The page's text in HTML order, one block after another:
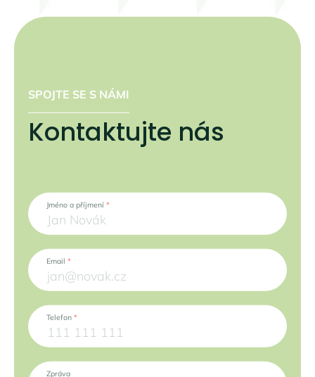
SPOJTE SE S NÁMI
Kontaktujte nás
Jméno a příjmení *
Email *
Telefon *
Zpráva